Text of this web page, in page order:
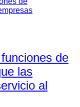
de
las
al